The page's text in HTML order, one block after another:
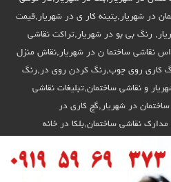
در شهریار,پتینه کار ی در شهریار,قیمت
رنگ بی بو در شهریار,تراکت نقاشی
نقاشی ساختما ن در شهریار,نقاش منزل
کاری روی چوب,رنگ کردن روی در,رنگ
و نقاشی ساختمان,تبلیغات نقاشی
در شهریار,گچ کاری در
نقاشی ساختمان,بلکا در خانه
ساختمان در استان شهریار,رنگ
در استان شهریار,برای نقاش ساختمان
شهریار,کنتکس در استان شهریار,نقاشی